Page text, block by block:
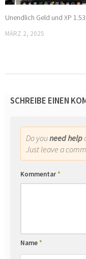
Unendlich Geld und XP 1.53
MÄRZ 2, 2025
SCHREIBE EINEN
Do youneed help
Just leave a
Kommentar*
Name*